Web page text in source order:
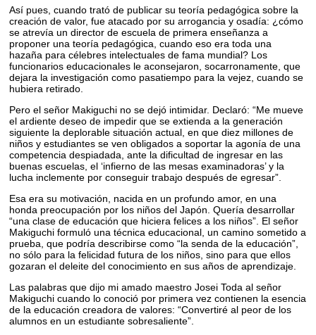
Así pues, cuando trató de publicar su teoría pedagógica sobre la
creación de valor, fue atacado por su arrogancia y osadía: ¿cómo
se atrevía un director de escuela de primera enseñanza a
proponer una teoría pedagógica, cuando eso era toda una
hazaña para célebres intelectuales de fama mundial? Los
funcionarios educacionales le aconsejaron, socarronamente, que
dejara la investigación como pasatiempo para la vejez, cuando se
hubiera retirado.
Pero el señor Makiguchi no se dejó intimidar. Declaró: “Me mueve
el ardiente deseo de impedir que se extienda a la generación
siguiente la deplorable situación actual, en que diez millones de
niños y estudiantes se ven obligados a soportar la agonía de una
competencia despiadada, ante la dificultad de ingresar en las
buenas escuelas, el ‘infierno de las mesas examinadoras’ y la
lucha inclemente por conseguir trabajo después de egresar”.
Esa era su motivación, nacida en un profundo amor, en una
honda preocupación por los niños del Japón. Quería desarrollar
“una clase de educación que hiciera felices a los niños”. El señor
Makiguchi formuló una técnica educacional, un camino sometido a
prueba, que podría describirse como “la senda de la educación”,
no sólo para la felicidad futura de los niños, sino para que ellos
gozaran el deleite del conocimiento en sus años de aprendizaje.
Las palabras que dijo mi amado maestro Josei Toda al señor
Makiguchi cuando lo conoció por primera vez contienen la esencia
de la educación creadora de valores: “Convertiré al peor de los
alumnos en un estudiante sobresaliente”.